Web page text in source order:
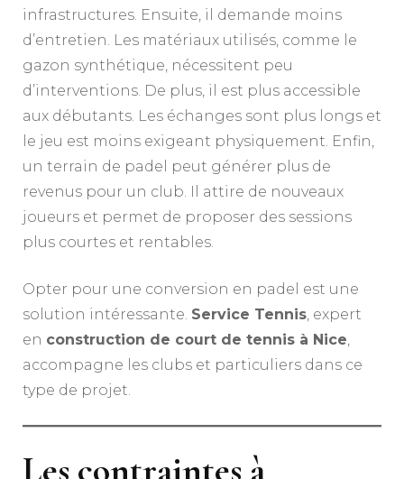
infrastructures. Ensuite, il demande moins
d’entretien. Les matériaux utilisés, comme le
gazon synthétique, nécessitent peu
d’interventions. De plus, il est plus accessible
aux débutants. Les échanges sont plus longs et
le jeu est moins exigeant physiquement. Enfin,
un terrain de padel peut générer plus de
revenus pour un club. Il attire de nouveaux
joueurs et permet de proposer des sessions
plus courtes et rentables.
Opter pour une conversion en padel est une
solution intéressante. Service Tennis, expert
en construction de court de tennis à Nice,
accompagne les clubs et particuliers dans ce
type de projet.
Les contraintes à